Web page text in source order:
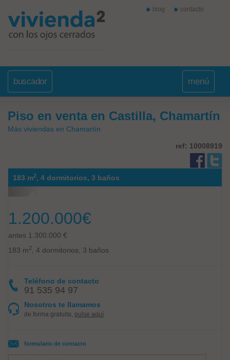
blog contacto
buscador menú
Piso en venta en Castilla, Chamartín
Más viviendas en Chamartín
ref: 10008919
183 m2, 4 dormitorios, 3 baños
1.200.000€
antes 1.300.000 €
183 m2 , 4 dormitorios, 3 baños
Teléfono de contacto
91 535 94 97
Nosotros te llamamos
de forma gratuita, pulse aquí
formulario de contacto